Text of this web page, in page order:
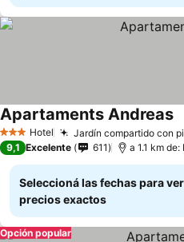
3 Estrellas
Hotel Jardín compartido con
Apartaments Andreas
9,1 Excelente 611 a 1.1 km
Seleccioná las fechas para
precios exactos
Opción popular